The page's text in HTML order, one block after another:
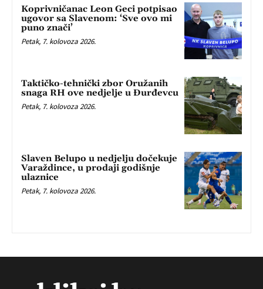
Koprivničanac Leon Geci potpisao
ugovor sa Slavenom: ‘Sve ovo mi
puno znači’
Petak, 7. kolovoza 2026.
Taktičko-tehnički zbor Oružanih
snaga RH ove nedjelje u Đurđevcu
Petak, 7. kolovoza 2026.
Slaven Belupo u nedjelju dočekuje
Varaždince, u prodaji godišnje
ulaznice
Petak, 7. kolovoza 2026.